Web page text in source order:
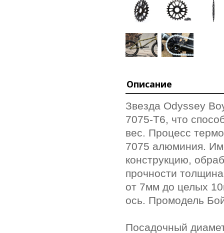
Описание
Звезда Odyssey
7075-T6, что
вес. Процесс
7075 алюминия.
конструкцию,
прочности
от 7мм до целых
ось. Промодель
Посадочный